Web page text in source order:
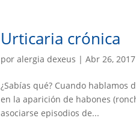
Urticaria crónica
poralergia dexeus |Abr 26, 2017
¿Sabías qué? Cuando
en la aparición de habones
asociarse episodios de...